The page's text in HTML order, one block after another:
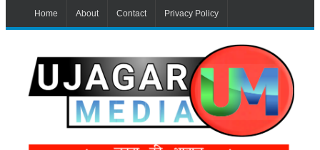
Home About Contact Privacy Policy